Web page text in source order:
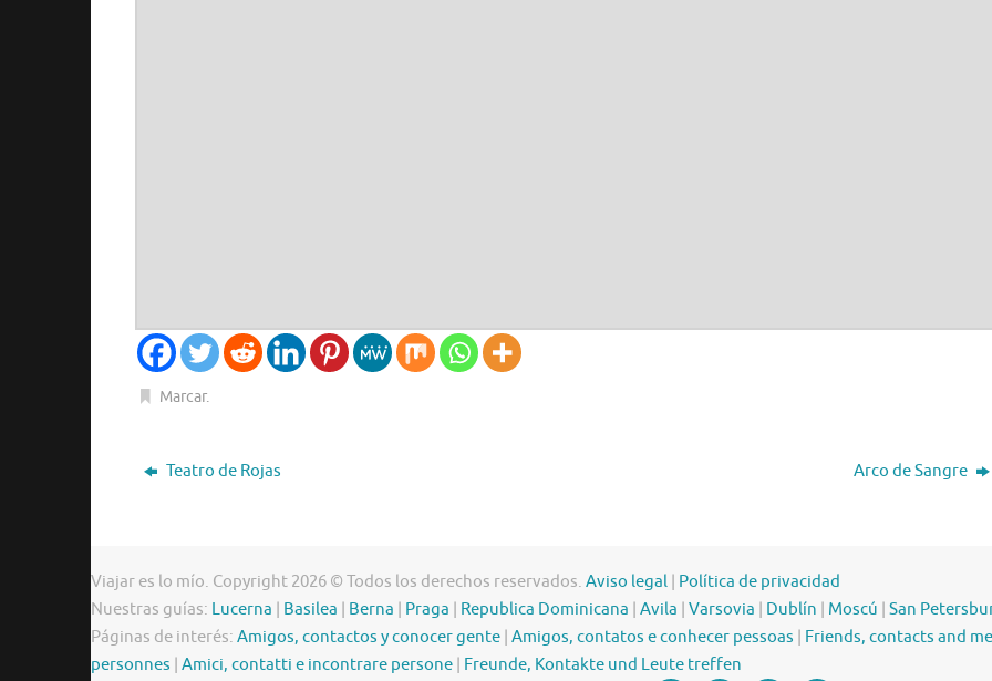
Marcar.
Teatro de Rojas Arco de Sangre
Viajar es lo mío. Copyright 2026 © Todos los derechos reservados. Aviso legal | Política de privacidad
Nuestras guías: Lucerna | Basilea | Berna | Praga | Republica Dominicana | Avila | Varsovia | Dublín | Moscú | San
Páginas de interés: Amigos, contactos y conocer gente | Amigos, contatos e conhecer pessoas | Friends, contacts and
personnes | Amici, contatti e incontrare persone | Freunde, Kontakte und Leute treffen